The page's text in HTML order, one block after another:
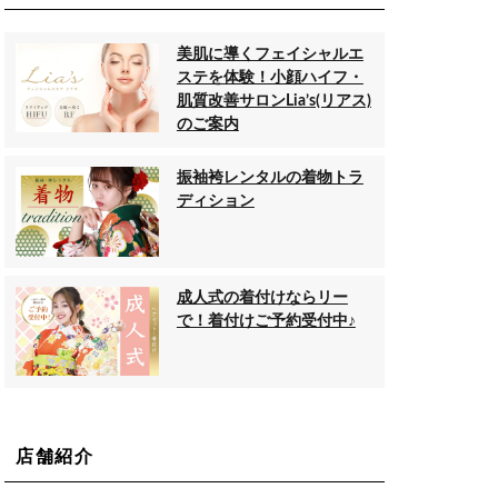
美肌に導くフェイシャルエ
ステを体験！小顔ハイフ・
肌質改善サロンLia’s(リアス)
のご案内
振袖袴レンタルの着物トラ
ディション
成人式の着付けならリー
で！着付けご予約受付中♪
店舗紹介